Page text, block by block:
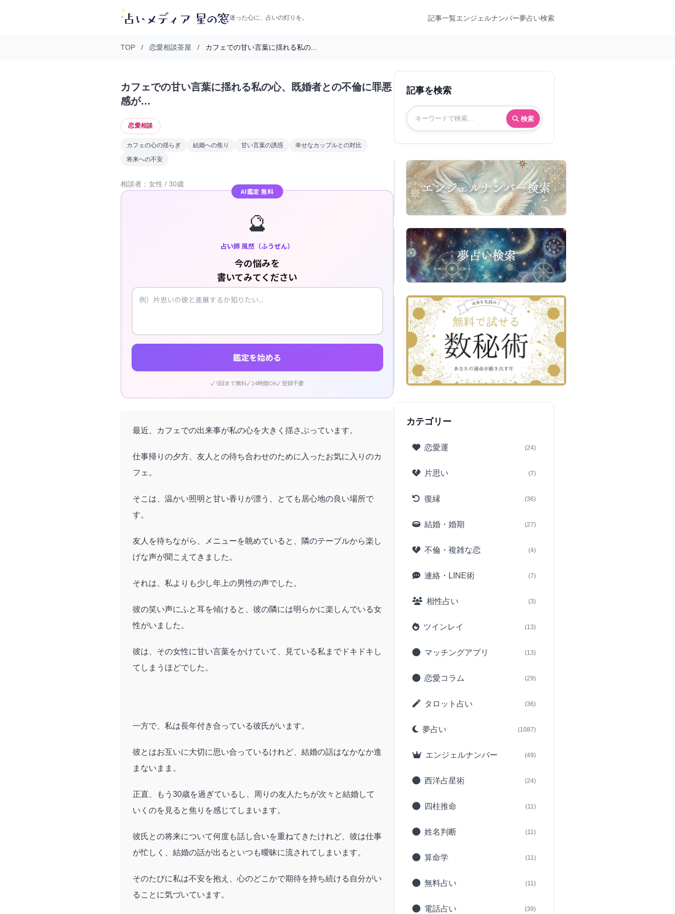
迷った心に、占いの灯りを。 記事一覧エンジェルナンバー夢占い検索
TOP / 恋愛相談茶屋 / カフェでの甘い言葉に揺れる私の...
カフェでの甘い言葉に揺れる私の心、既婚者との不倫に罪悪
感が…
恋愛相談
カフェの心の揺らぎ 結婚への焦り 甘い言葉の誘惑
幸せなカップルとの対比
将来への不安
相談者：女性 / 30歳
AI鑑定 無料
🔮
占い師 風然（ふうぜん）
今の悩みを
書いてみてください
鑑定を始める
5回まで無料 24時間OK 登録不要
最近、カフェでの出来事が私の心を大きく揺さぶっています。
仕事帰りの夕方、友人との待ち合わせのために入ったお気に入りのカ
フェ。
そこは、温かい照明と甘い香りが漂う、とても居心地の良い場所で
す。
友人を待ちながら、メニューを眺めていると、隣のテーブルから楽し
げな声が聞こえてきました。
それは、私よりも少し年上の男性の声でした。
彼の笑い声にふと耳を傾けると、彼の隣には明らかに楽しんでいる女
性がいました。
彼は、その女性に甘い言葉をかけていて、見ている私までドキドキし
てしまうほどでした。
一方で、私は長年付き合っている彼氏がいます。
彼とはお互いに大切に思い合っているけれど、結婚の話はなかなか進
まないまま。
正直、もう30歳を過ぎているし、周りの友人たちが次々と結婚して
いくのを見ると焦りを感じてしまいます。
彼氏との将来について何度も話し合いを重ねてきたけれど、彼は仕事
が忙しく、結婚の話が出るといつも曖昧に流されてしまいます。
そのたびに私は不安を抱え、心のどこかで期待を持ち続ける自分がい
ることに気づいています。
記事を検索
検索
カテゴリー
恋愛運 (24)
片思い (7)
復縁 (36)
結婚・婚期 (27)
不倫・複雑な恋 (4)
連絡・LINE術 (7)
相性占い (3)
ツインレイ (13)
マッチングアプリ (13)
恋愛コラム (29)
タロット占い (36)
夢占い (1087)
エンジェルナンバー (49)
西洋占星術 (24)
四柱推命 (11)
姓名判断 (11)
算命学 (11)
無料占い (11)
電話占い (39)